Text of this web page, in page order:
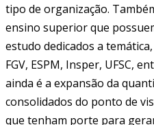
tipo de organização.
ensino superior que
estudo dedicados a
FGV, ESPM, Insper, UFSC,
ainda é a expansão da
consolidados do ponto de
que tenham porte para